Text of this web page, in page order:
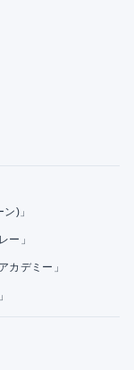
)」
ー」
カデミー」